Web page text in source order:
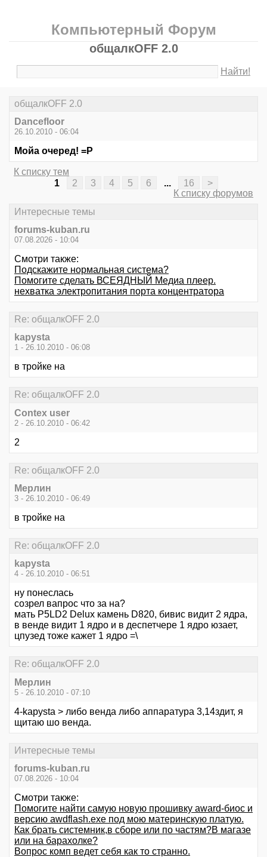
Компьютерный Форум
общалкOFF 2.0
Найти!
общалкOFF 2.0
Dancefloor
26.10.2010 - 06:04
Мойа очеред! =Р
К списку тем
1
2 3 4 5 6 16
>
К списку форумов
Интересные темы
forums-kuban.ru
07.08.2026 - 10:04
Смотри также:
Подскажите нормальная система?
Помогите сделать ВСЕЯДНЫЙ Медиа плеер.
нехватка электропитания порта концентратора
Re: общалкOFF 2.0
kapysta
1 - 26.10.2010 - 06:08
в тройке на
Re: общалкOFF 2.0
Contex user
2 - 26.10.2010 - 06:42
2
Re: общалкOFF 2.0
Мерлин
3 - 26.10.2010 - 06:49
в тройке на
Re: общалкOFF 2.0
kapysta
4 - 26.10.2010 - 06:51
ну понеслась
созрел вапрос что за на?
мать P5LD2 Delux камень D820, бивис видит 2 ядра,
в венде видит 1 ядро и в деспетчере 1 ядро юзает,
цпузед тоже кажет 1 ядро =\
Re: общалкOFF 2.0
Мерлин
5 - 26.10.2010 - 07:10
4-kapysta > либо венда либо аппаратура 3,14здит, я
щитаю шо венда.
Интересные темы
forums-kuban.ru
07.08.2026 - 10:04
Смотри также:
Помогите найти самую новую прошивку award-биос и
версию awdflash.exe под мою материнскую платую.
Как брать системник,в сборе или по частям?В магазе
или на барахолке?
Вопрос комп ведет себя как то странно.